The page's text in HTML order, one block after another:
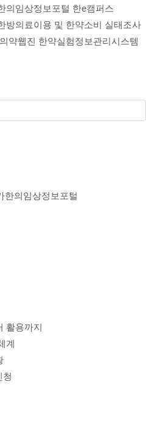
의임상정보포털 한e캠퍼스
방의료이용 및 한약소비 실태조사
약웹진 한약실험정보관리시스템
활용까지
계
청